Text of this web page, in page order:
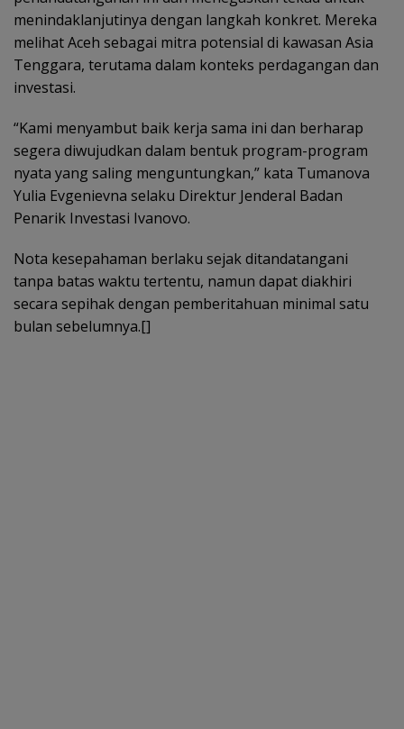
menindaklanjutinya dengan langkah konkret. Mereka
melihat Aceh sebagai mitra potensial di kawasan Asia
Tenggara, terutama dalam konteks perdagangan dan
investasi.
“Kami menyambut baik kerja sama ini dan berharap
segera diwujudkan dalam bentuk program-program
nyata yang saling menguntungkan,” kata Tumanova
Yulia Evgenievna selaku Direktur Jenderal Badan
Penarik Investasi Ivanovo.
Nota kesepahaman berlaku sejak ditandatangani
tanpa batas waktu tertentu, namun dapat diakhiri
secara sepihak dengan pemberitahuan minimal satu
bulan sebelumnya.[]